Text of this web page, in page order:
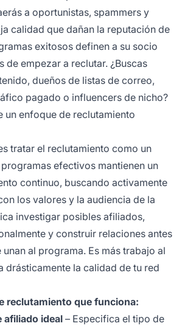
a oportunistas, spammers y
calidad que dañan la reputación de
exitosos definen a su socio
de empezar a reclutar. ¿Buscas
dueños de listas de correo,
pagado o influencers de nicho?
un enfoque de reclutamiento
tratar el reclutamiento como un
efectivos mantienen un
continuo, buscando activamente
los valores y la audiencia de la
investigar posibles afiliados,
y construir relaciones antes
al programa. Es más trabajo al
drásticamente la calidad de tu red
reclutamiento que funciona:
afiliado ideal – Especifica el tipo de